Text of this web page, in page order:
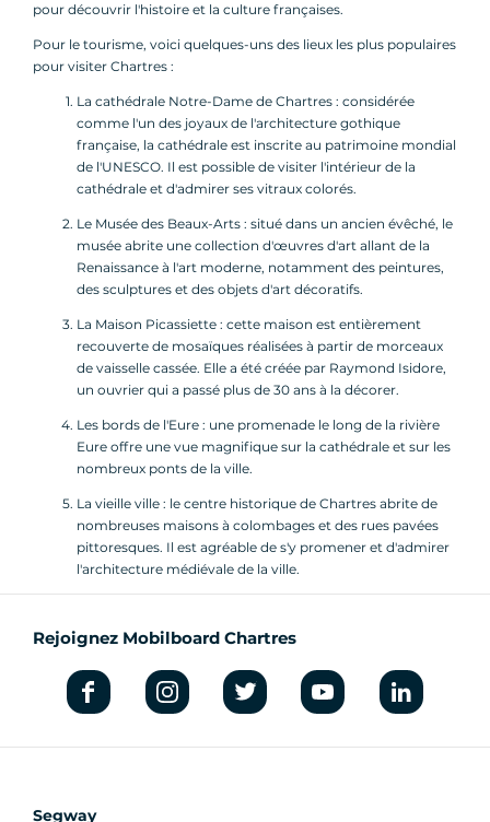
pour découvrir l'histoire et la culture françaises.
Pour le tourisme, voici quelques-uns des lieux les plus populaires
pour visiter Chartres :
La cathédrale Notre-Dame de Chartres : considérée
comme l'un des joyaux de l'architecture gothique
française, la cathédrale est inscrite au patrimoine mondial
de l'UNESCO. Il est possible de visiter l'intérieur de la
cathédrale et d'admirer ses vitraux colorés.
Le Musée des Beaux-Arts : situé dans un ancien évêché, le
musée abrite une collection d'œuvres d'art allant de la
Renaissance à l'art moderne, notamment des peintures,
des sculptures et des objets d'art décoratifs.
La Maison Picassiette : cette maison est entièrement
recouverte de mosaïques réalisées à partir de morceaux
de vaisselle cassée. Elle a été créée par Raymond Isidore,
un ouvrier qui a passé plus de 30 ans à la décorer.
Les bords de l'Eure : une promenade le long de la rivière
Eure offre une vue magnifique sur la cathédrale et sur les
nombreux ponts de la ville.
La vieille ville : le centre historique de Chartres abrite de
nombreuses maisons à colombages et des rues pavées
pittoresques. Il est agréable de s'y promener et d'admirer
l'architecture médiévale de la ville.
Rejoignez Mobilboard Chartres
Segway